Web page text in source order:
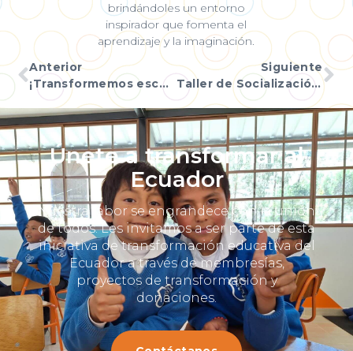
brindándoles un entorno
inspirador que fomenta el
aprendizaje y la imaginación.
Anterior
¡Transformemos escuelas juntos!
Siguiente
Taller de Socialización Proyecto Uyumbicho
Únete a transformar al
Ecuador
Nuestra labor se engrandece con la unión
de todos. Les invitamos a ser parte de esta
iniciativa de transformación educativa del
Ecuador a través de membresías,
proyectos de transformación y
donaciones.